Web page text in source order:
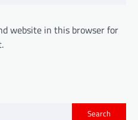
website in this browser for
Search